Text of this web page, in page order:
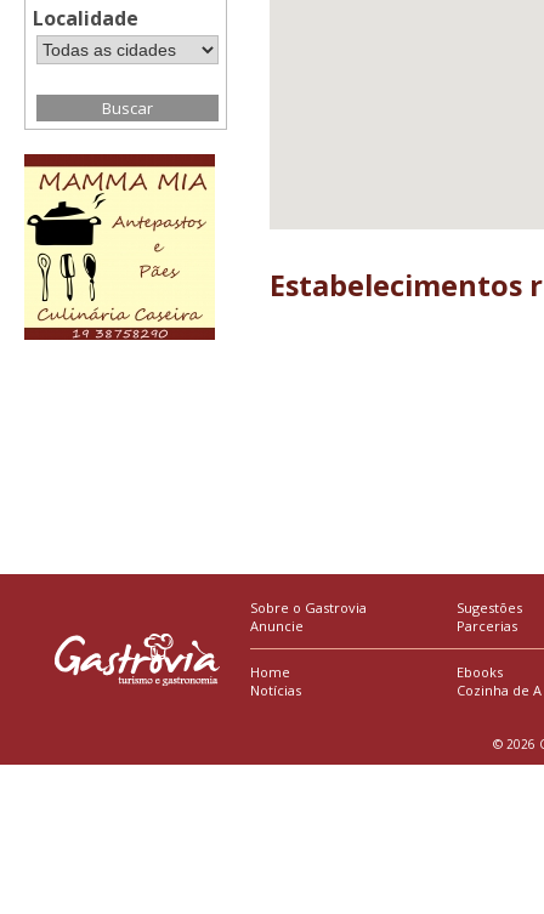
Localidade
Estabelecimentos
Sobre o Gastrovia
Anuncie
Sugestões
Parcerias
Home
Notícias
Ebooks
Cozinha de A
© 2026